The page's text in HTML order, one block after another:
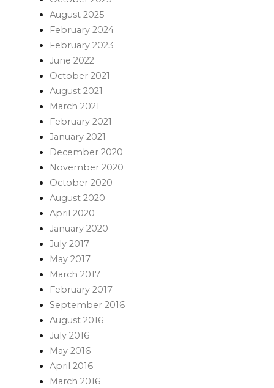
August 2025
February 2024
February 2023
June 2022
October 2021
August 2021
March 2021
February 2021
January 2021
December 2020
November 2020
October 2020
August 2020
April 2020
January 2020
July 2017
May 2017
March 2017
February 2017
September 2016
August 2016
July 2016
May 2016
April 2016
March 2016